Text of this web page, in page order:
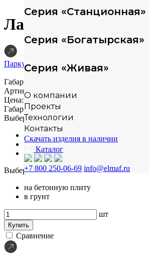
Серия «Станционная»
Серия «Богатырская»
Серия «Живая»
О компании
Проекты
Технологии
Контакты
Скачать изделия в наличии
Каталог
+7 800 250-06-69 info@elmaf.ru
Лазы
Паркур ELMAF 314586
Габариты (ДШВ)
Артикул: 314586
Цена: по запросу
Габариты (ДШВ)
Выберите материал
сосна
лиственница
робиния
Выберите способ монтажа
на бетонную плиту
в грунт
шт
Купить
Сравнение